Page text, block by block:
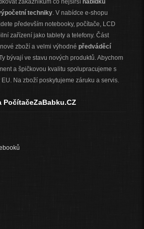
zákazníkům co nejširší nabídku
techniky. V nabídce e-shopu
především notebooky, počítače, LCD
zařízení jako tablety a telefony. Část
zboží a velmi výhodné předváděcí
bývají ve stavu nových produktů. Abychom
a špičkovou kvalitu spolupracujeme s
Na zboží poskytujeme záruku a servis.
PočítačeZaBabku.CZ